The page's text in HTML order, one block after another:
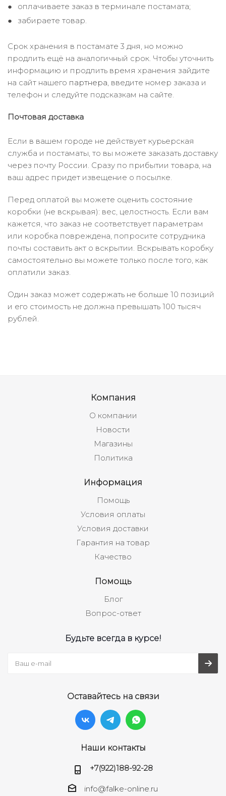
оплачиваете заказ в терминале постамата;
забираете товар.
Срок хранения в постамате 3 дня, но можно
продлить ещё на аналогичный срок. Чтобы уточнить
информацию и продлить время хранения зайдите
на сайт нашего партнера, введите номер заказа и
телефон и следуйте подсказкам на сайте.
Почтовая доставка
Если в вашем городе не действует курьерская
служба и постаматы, то вы можете заказать доставку
через почту России. Сразу по прибытии товара, на
ваш адрес придет извещение о посылке.
Перед оплатой вы можете оценить состояние
коробки (не вскрывая): вес, целостность. Если вам
кажется, что заказ не соответствует параметрам
или коробка повреждена, попросите сотрудника
почты составить акт о вскрытии. Вскрывать коробку
самостоятельно вы можете только после того, как
оплатили заказ.
Один заказ может содержать не больше 10 позиций
и его стоимость не должна превышать 100 тысяч
рублей.
Компания
О компании
Новости
Магазины
Политика
Информация
Помощь
Условия оплаты
Условия доставки
Гарантия на товар
Качество
Помощь
Блог
Вопрос-ответ
Будьте всегда в курсе!
Оставайтесь на связи
Наши контакты
+7(922)188-92-28
info@falke-online.ru